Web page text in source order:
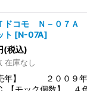
ドコモ Ｎ－０７
ト [N-07A]
(税込)
在庫なし
売年】 ２００９
【モック個数】 ４